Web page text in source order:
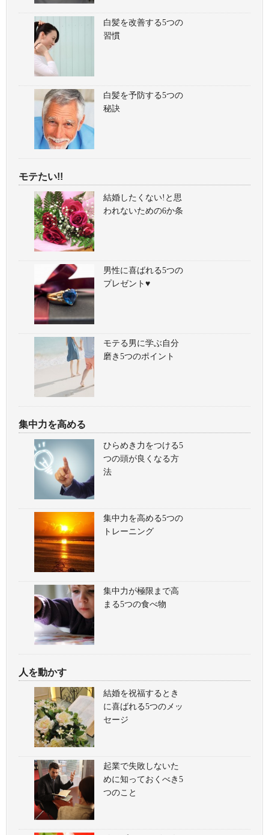
白髪を改善する5つの
習慣
白髪を予防する5つの
秘訣
モテたい!!
結婚したくない!と思
われないための6か条
男性に喜ばれる5つの
プレゼント♥
モテる男に学ぶ自分
磨き5つのポイント
集中力を高める
ひらめき力をつける5
つの頭が良くなる方
法
集中力を高める5つの
トレーニング
集中力が極限まで高
まる5つの食べ物
人を動かす
結婚を祝福するとき
に喜ばれる5つのメッ
セージ
起業で失敗しないた
めに知っておくべき5
つのこと